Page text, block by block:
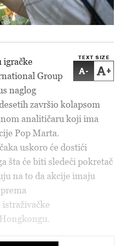
TEXT SIZE
- +
igračke
Group
naglog
završio kolapsom
analitičaru koji ima
Pop Marta.
uskoro će dostići
šta će biti sledeći pokretač
na to da akcije imaju
istraživačke